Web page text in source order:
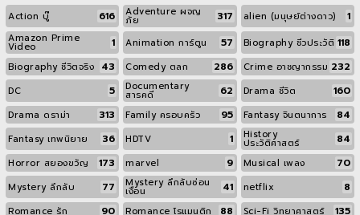
Action บู๊ 616 Adventure ผจญ
ภัย 317 alien (มนุษย์ต่างดาว) 1
Amazon Prime
Video 1 Animation การ์ตูน 57 Biography ชีวประวัติ 118
Biography ชีวิตจริง 43 Comedy ตลก 286 Crime อาชญากรรม 232
DC 5 Documentary
สารคดี 62 Drama ชีวิต 160
Drama ดราม่า 313 Family ครอบครัว 95 Fantasy จินตนาการ 84
Fantasy เทพนิยาย 36 HDTV 1 History
ประวัติศาสตร์ 84
Horror สยองขวัญ 173 marvel 9 Musical เพลง 70
Mystery ลึกลับ 77 Mystery ลึกลับซ่อน
เงื่อน 41 netflix 8
Romance รัก 90 Romance โรแมนติก 88 Sci-Fi วิทยาศาสตร์ 135